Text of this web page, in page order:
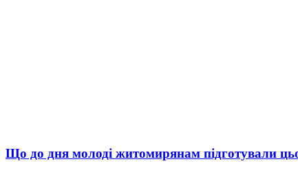
Що до дня молоді житомирянам підготували